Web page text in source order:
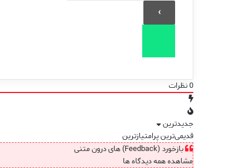
0نظرات
جدیدترین
قدیمی‌ترینپرامتیازترین
بازخورد (Feedback) های درون متنی
مشاهده همه دیدگاه ها